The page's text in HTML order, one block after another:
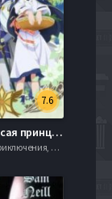
7.6
Красноволосая принцесса Белоснежка / Красноволосая Белоснежка (1-2 Сезон)
Мелодрама, Приключения, Семейный, Фэнтези, 720hd, , Слайдер